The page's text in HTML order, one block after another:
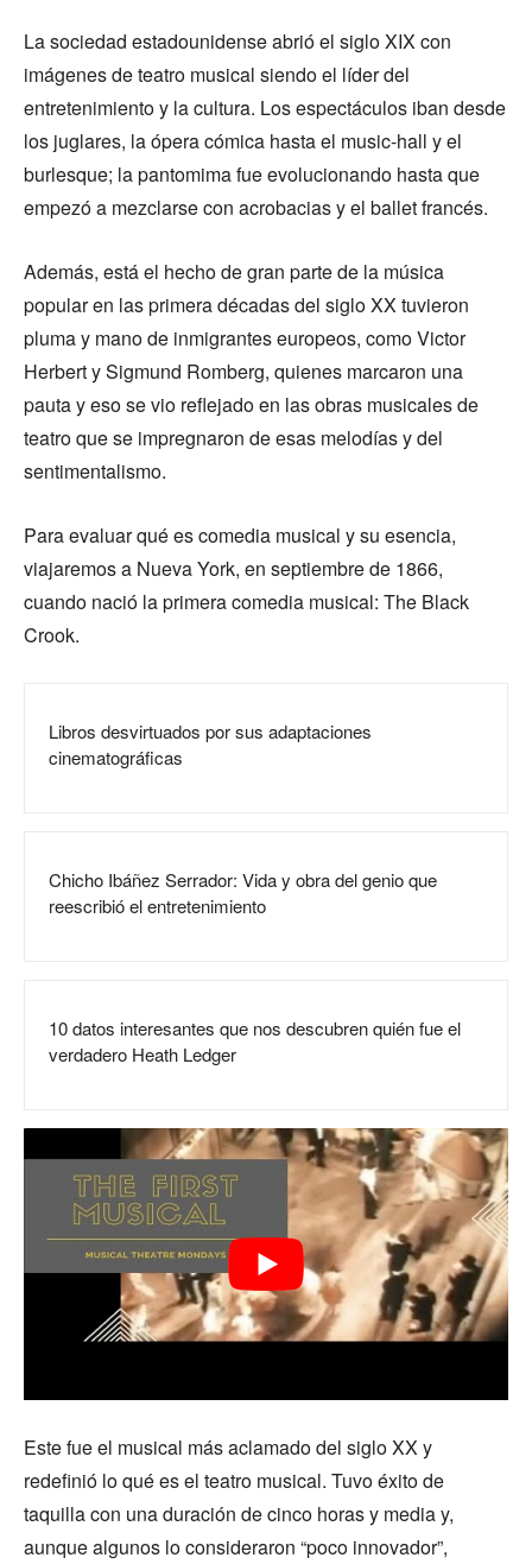
La sociedad estadounidense abrió el siglo XIX con
imágenes de teatro musical siendo el líder del
entretenimiento y la cultura. Los espectáculos iban desde
los juglares, la ópera cómica hasta el music-hall y el
burlesque; la pantomima fue evolucionando hasta que
empezó a mezclarse con acrobacias y el ballet francés.
Además, está el hecho de gran parte de la música
popular en las primera décadas del siglo XX tuvieron
pluma y mano de inmigrantes europeos, como Victor
Herbert y Sigmund Romberg, quienes marcaron una
pauta y eso se vio reflejado en las obras musicales de
teatro que se impregnaron de esas melodías y del
sentimentalismo.
Para evaluar qué es comedia musical y su esencia,
viajaremos a Nueva York, en septiembre de 1866,
cuando nació la primera comedia musical: The Black
Crook.
Libros desvirtuados por sus adaptaciones
cinematográficas
Chicho Ibáñez Serrador: Vida y obra del genio que
reescribió el entretenimiento
10 datos interesantes que nos descubren quién fue el
verdadero Heath Ledger
Este fue el musical más aclamado del siglo XX y
redefinió lo qué es el teatro musical. Tuvo éxito de
taquilla con una duración de cinco horas y media y,
aunque algunos lo consideraron “poco innovador”,